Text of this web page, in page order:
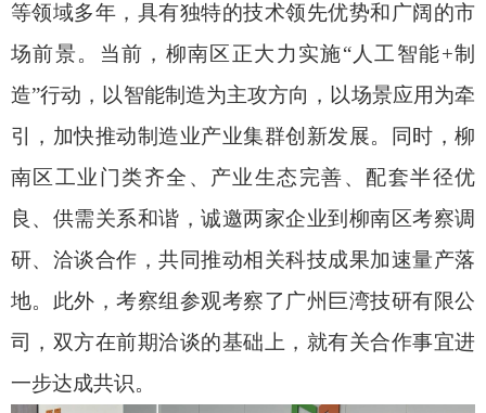
等领域多年，具有独特的技术领先优势和广阔的市
场前景。当前，柳南区正大力实施“人工智能+制
造”行动，以智能制造为主攻方向，以场景应用为牵
引，加快推动制造业产业集群创新发展。同时，柳
南区工业门类齐全、产业生态完善、配套半径优
良、供需关系和谐，诚邀两家企业到柳南区考察调
研、洽谈合作，共同推动相关科技成果加速量产落
地。此外，考察组参观考察了广州巨湾技研有限公
司，双方在前期洽谈的基础上，就有关合作事宜进
一步达成共识。